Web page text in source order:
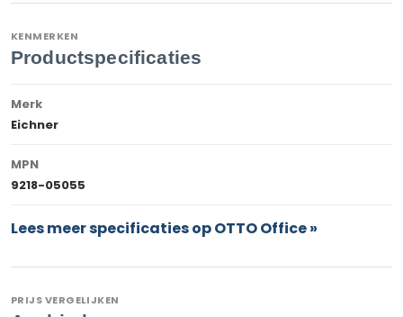
KENMERKEN
Productspecificaties
Merk
Eichner
MPN
9218-05055
Lees meer specificaties op OTTO Office »
PRIJS VERGELIJKEN